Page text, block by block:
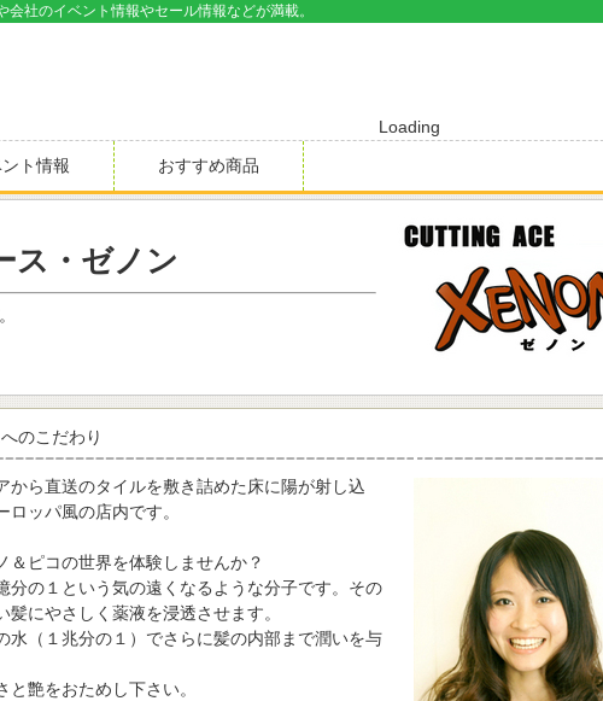
社のイベント情報やセール情報などが満載。
Loading
ト情報 おすすめ商品
ス・ゼノン
のこだわり
から直送のタイルを敷き詰めた床に陽が射し込
ッパ風の店内です。
＆ピコの世界を体験しませんか？
分の１という気の遠くなるような分子です。その
髪にやさしく薬液を浸透させます。
水（１兆分の１）でさらに髪の内部まで潤いを与
と艶をおためし下さい。